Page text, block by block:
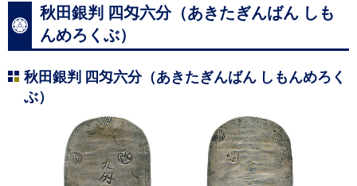
秋田銀判 四匁六分（あきたぎんばん しも
んめろくぶ）
秋田銀判 四匁六分（あきたぎんばん しもんめろく
ぶ）